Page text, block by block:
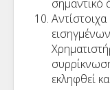
σημαντικό
εκληφθεί